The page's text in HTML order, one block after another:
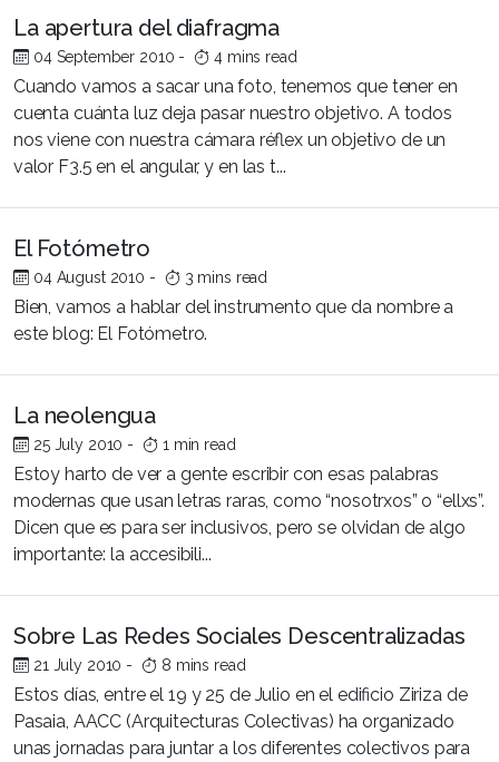
La apertura del diafragma
04 September 2010 - 4 mins read
Cuando vamos a sacar una foto, tenemos que tener en
cuenta cuánta luz deja pasar nuestro objetivo. A todos
nos viene con nuestra cámara réflex un objetivo de un
valor F3.5 en el angular, y en las t...
El Fotómetro
04 August 2010 - 3 mins read
Bien, vamos a hablar del instrumento que da nombre a
este blog: El Fotómetro.
La neolengua
25 July 2010 - 1 min read
Estoy harto de ver a gente escribir con esas palabras
modernas que usan letras raras, como “nosotrxos” o “ellxs”.
Dicen que es para ser inclusivos, pero se olvidan de algo
importante: la accesibili...
Sobre Las Redes Sociales Descentralizadas
21 July 2010 - 8 mins read
Estos días, entre el 19 y 25 de Julio en el edificio Ziriza de
Pasaia, AACC (Arquitecturas Colectivas) ha organizado
unas jornadas para juntar a los diferentes colectivos para